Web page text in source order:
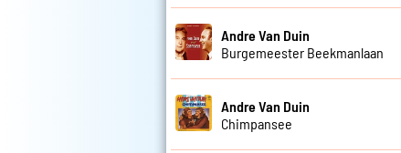
Andre Van Duin
Burgemeester Beekmanlaan
Andre Van Duin
Chimpansee